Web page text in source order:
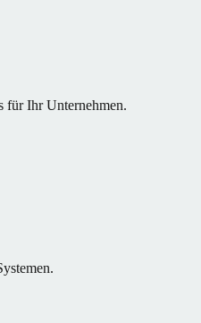
für Ihr Unternehmen.